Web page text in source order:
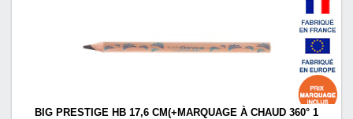
BIG PRESTIGE HB 17,6 CM(+MARQUAGE À CHAUD 360° 1